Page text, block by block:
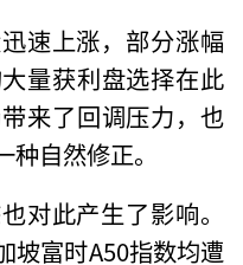
速上涨，部分涨幅
量获利盘选择在此
来了回调压力，也
自然修正。
对此产生了影响。
坡富时A50指数均遭